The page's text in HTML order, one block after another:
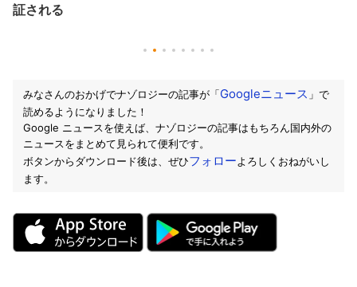
証される
みなさんのおかげでナゾロジーの記事が「Googleニュース 」で
読めるようになりました！
Google ニュースを使えば、ナゾロジーの記事はもちろん国内外の
ニュースをまとめて見られて便利です。
ボタンからダウンロード後は、ぜひフォローよろしくおねがいし
ます。